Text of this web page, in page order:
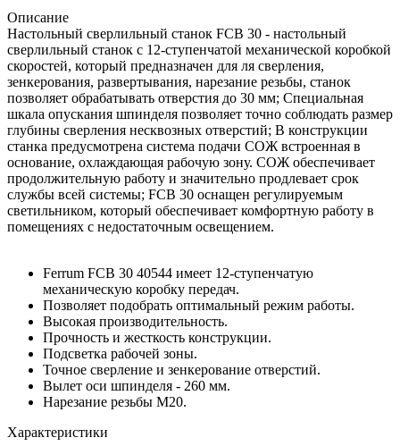
Описание
Настольный сверлильный станок FCB 30 - настольный
сверлильный станок с 12-ступенчатой механической коробкой
скоростей, который предназначен для ля сверления,
зенкерования, развертывания, нарезание резьбы, станок
позволяет обрабатывать отверстия до 30 мм; Специальная
шкала опускания шпинделя позволяет точно соблюдать размер
глубины сверления несквозных отверстий; В конструкции
станка предусмотрена система подачи СОЖ встроенная в
основание, охлаждающая рабочую зону. СОЖ обеспечивает
продолжительную работу и значительно продлевает срок
службы всей системы; FCB 30 оснащен регулируемым
светильником, который обеспечивает комфортную работу в
помещениях с недостаточным освещением.
Ferrum FCB 30 40544 имеет 12-ступенчатую
механическую коробку передач.
Позволяет подобрать оптимальный режим работы.
Высокая производительность.
Прочность и жесткость конструкции.
Подсветка рабочей зоны.
Точное сверление и зенкерование отверстий.
Вылет оси шпинделя - 260 мм.
Нарезание резьбы М20.
Характеристики